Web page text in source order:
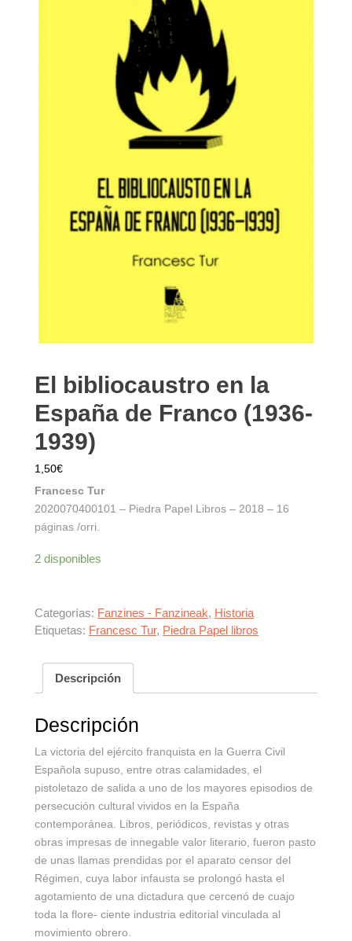
El bibliocaustro en la
España de Franco (1936-
1939)
1,50€
Francesc Tur
2020070400101 – Piedra Papel Libros – 2018 – 16
páginas /orri.
2 disponibles
Categorías: Fanzines - Fanzineak, Historia
Etiquetas: Francesc Tur, Piedra Papel libros
Descripción
Descripción
La victoria del ejército franquista en la Guerra Civil
Española supuso, entre otras calamidades, el
pistoletazo de salida a uno de los mayores episodios de
persecución cultural vividos en la España
contemporánea. Libros, periódicos, revistas y otras
obras impresas de innegable valor literario, fueron pasto
de unas llamas prendidas por el aparato censor del
Régimen, cuya labor infausta se prolongó hasta el
agotamiento de una dictadura que cercenó de cuajo
toda la flore- ciente industria editorial vinculada al
movimiento obrero.